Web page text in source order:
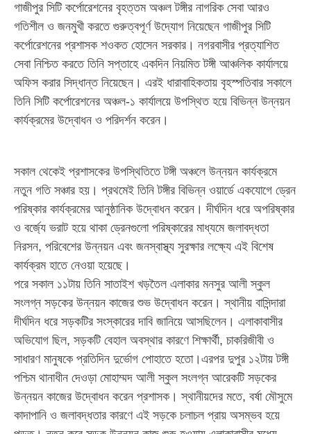
গাজীপুর সিটি কর্পোরেশনের বৃহত্তম অঞ্চল টঙ্গীর নাগরিক সেবা আরও
গতিশীল ও জনমুখী করতে গুরুত্বপূর্ণ উদ্যোগ নিয়েছেন গাজীপুর সিটি
কর্পোরেশনের প্রশাসক শওকত হোসেন সরকার। নগরবাসীর প্রত্যাশিত
সেবা নিশ্চিত করতে তিনি সপ্তাহে একদিন নিয়মিত টঙ্গী আঞ্চলিক কার্যালয়ে
অফিস করার সিদ্ধান্ত নিয়েছেন। এরই ধারাবাহিকতায় বৃহস্পতিবার সকালে
তিনি সিটি কর্পোরেশনের অঞ্চল-১ কার্যালয়ে উপস্থিত হয়ে বিভিন্ন উন্নয়ন
কার্যক্রমের উদ্বোধন ও পরিদর্শন করেন।
সকাল থেকেই প্রশাসকের উপস্থিতিতে টঙ্গী অঞ্চলে উন্নয়ন কার্যক্রমে
নতুন গতি সঞ্চার হয়। প্রথমেই তিনি টঙ্গীর বিভিন্ন ওয়ার্ডে একযোগে ড্রেন
পরিষ্কার কার্যক্রমের আনুষ্ঠানিক উদ্বোধন করেন। দীর্ঘদিন ধরে অপরিষ্কার
ও বর্জ্যে ভরাট হয়ে থাকা ড্রেনগুলো পরিষ্কারের মাধ্যমে জলাবদ্ধতা
নিরসন, পরিবেশের উন্নয়ন এবং জনস্বাস্থ্য সুরক্ষার লক্ষ্যে এই বিশেষ
কার্যক্রম হাতে নেওয়া হয়েছে।
পরে সকাল ১১টায় তিনি সাতাইশ খড়তৈল এলাকার মনসুর আলী স্কুল
সংলগ্ন সড়কের উন্নয়ন কাজের শুভ উদ্বোধন করেন। স্থানীয় বাসিন্দারা
দীর্ঘদিন ধরে সড়কটির সংস্কারের দাবি জানিয়ে আসছিলেন। এলাকাবাসীর
অভিযোগ ছিল, সড়কটি বেহাল অবস্থার কারণে শিক্ষার্থী, চাকরিজীবী ও
সাধারণ মানুষকে প্রতিদিন দুর্ভোগ পোহাতে হতো।এরপর দুপুর ১২টায় টঙ্গী
পশ্চিম থানাধীন দেওড়া মোহাম্মদ আলী স্কুল সংলগ্ন আরেকটি সড়কের
উন্নয়ন কাজের উদ্বোধন করেন প্রশাসক। স্থানীয়দের মতে, বর্ষা মৌসুমে
কাদাপানি ও জলাবদ্ধতার কারণে এই সড়কে চলাচল প্রায় অসম্ভব হয়ে